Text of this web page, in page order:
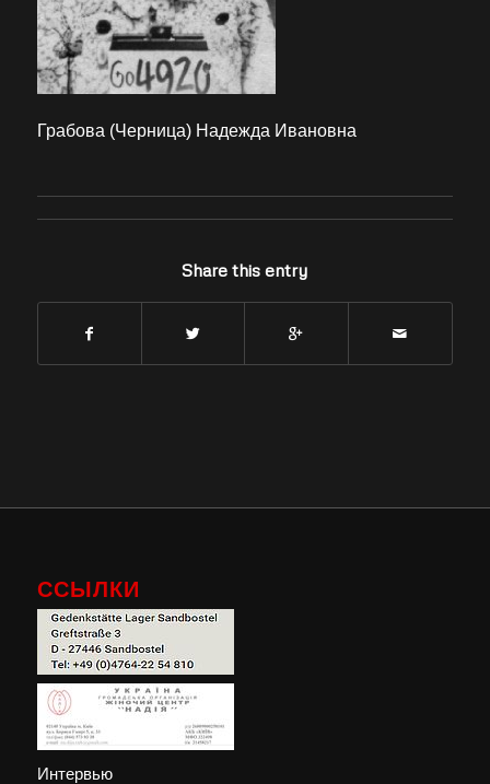
Грабова (Черница) Надежда Ивановна
Share this entry
ССЫЛКИ
Интервью